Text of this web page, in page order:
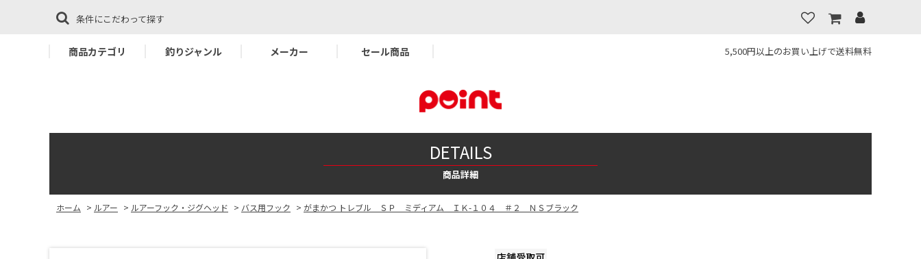
条件にこだわって探す
商品カテゴリ 釣りジャンル メーカー セール商品 5,500円以上のお買い上げで送料無料
DETAILS
商品詳細
ホーム > ルアー > ルアーフック・ジグヘッド > バス用フック > がまかつ トレブル ＳＰ ミディアム ＩＫ-１０４ ＃２ ＮＳブラック